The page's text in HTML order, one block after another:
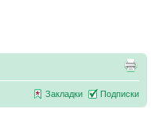
Закладки Подписки